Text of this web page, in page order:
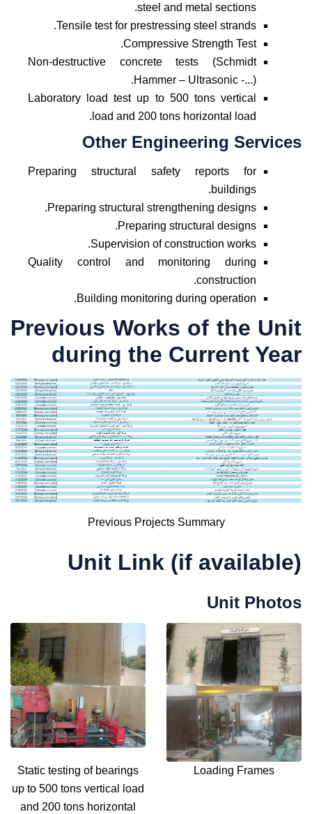
steel and metal sections.
Tensile test for prestressing steel strands.
Compressive Strength Test.
Non-destructive concrete tests (Schmidt
Hammer – Ultrasonic -...).
Laboratory load test up to 500 tons vertical
load and 200 tons horizontal load.
Other Engineering Services
Preparing structural safety reports for
buildings.
Preparing structural strengthening designs.
Preparing structural designs.
Supervision of construction works.
Quality control and monitoring during
construction.
Building monitoring during operation.
Previous Works of the Unit
during the Current Year
Previous Projects Summary
Unit Link (if available)
Unit Photos
Loading Frames
Static testing of bearings
up to 500 tons vertical load
and 200 tons horizontal